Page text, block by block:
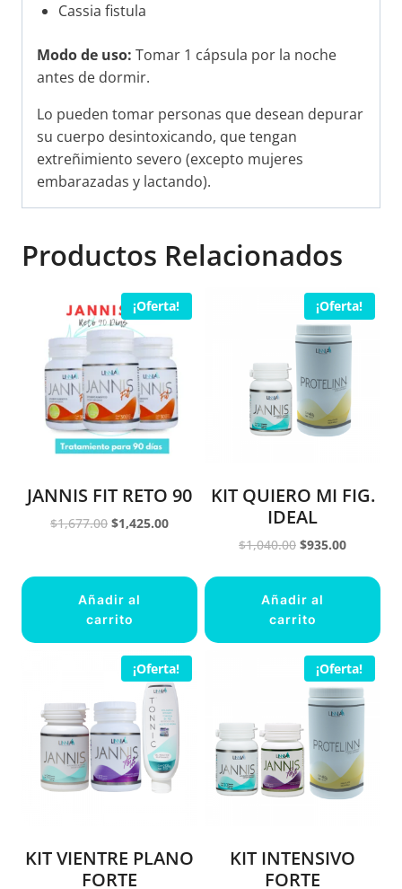
Cassia fistula
Modo de uso: Tomar 1 cápsula por la noche
antes de dormir.
Lo pueden tomar personas que desean depurar
su cuerpo desintoxicando, que tengan
extreñimiento severo (excepto mujeres
embarazadas y lactando).
Productos Relacionados
¡Oferta!
JANNIS FIT RETO 90
$1,677.00 Original
$1,677.00.
$1,425.00Current
$1,425.00.
Añadir al
carrito
¡Oferta!
KIT QUIERO MI FIG.
IDEAL
$1,040.00 Original
was:
$1,040.00.
$935.00Current
is:
Añadir al
carrito
¡Oferta!
KIT VIENTRE PLANO
FORTE
¡Oferta!
KIT INTENSIVO
FORTE